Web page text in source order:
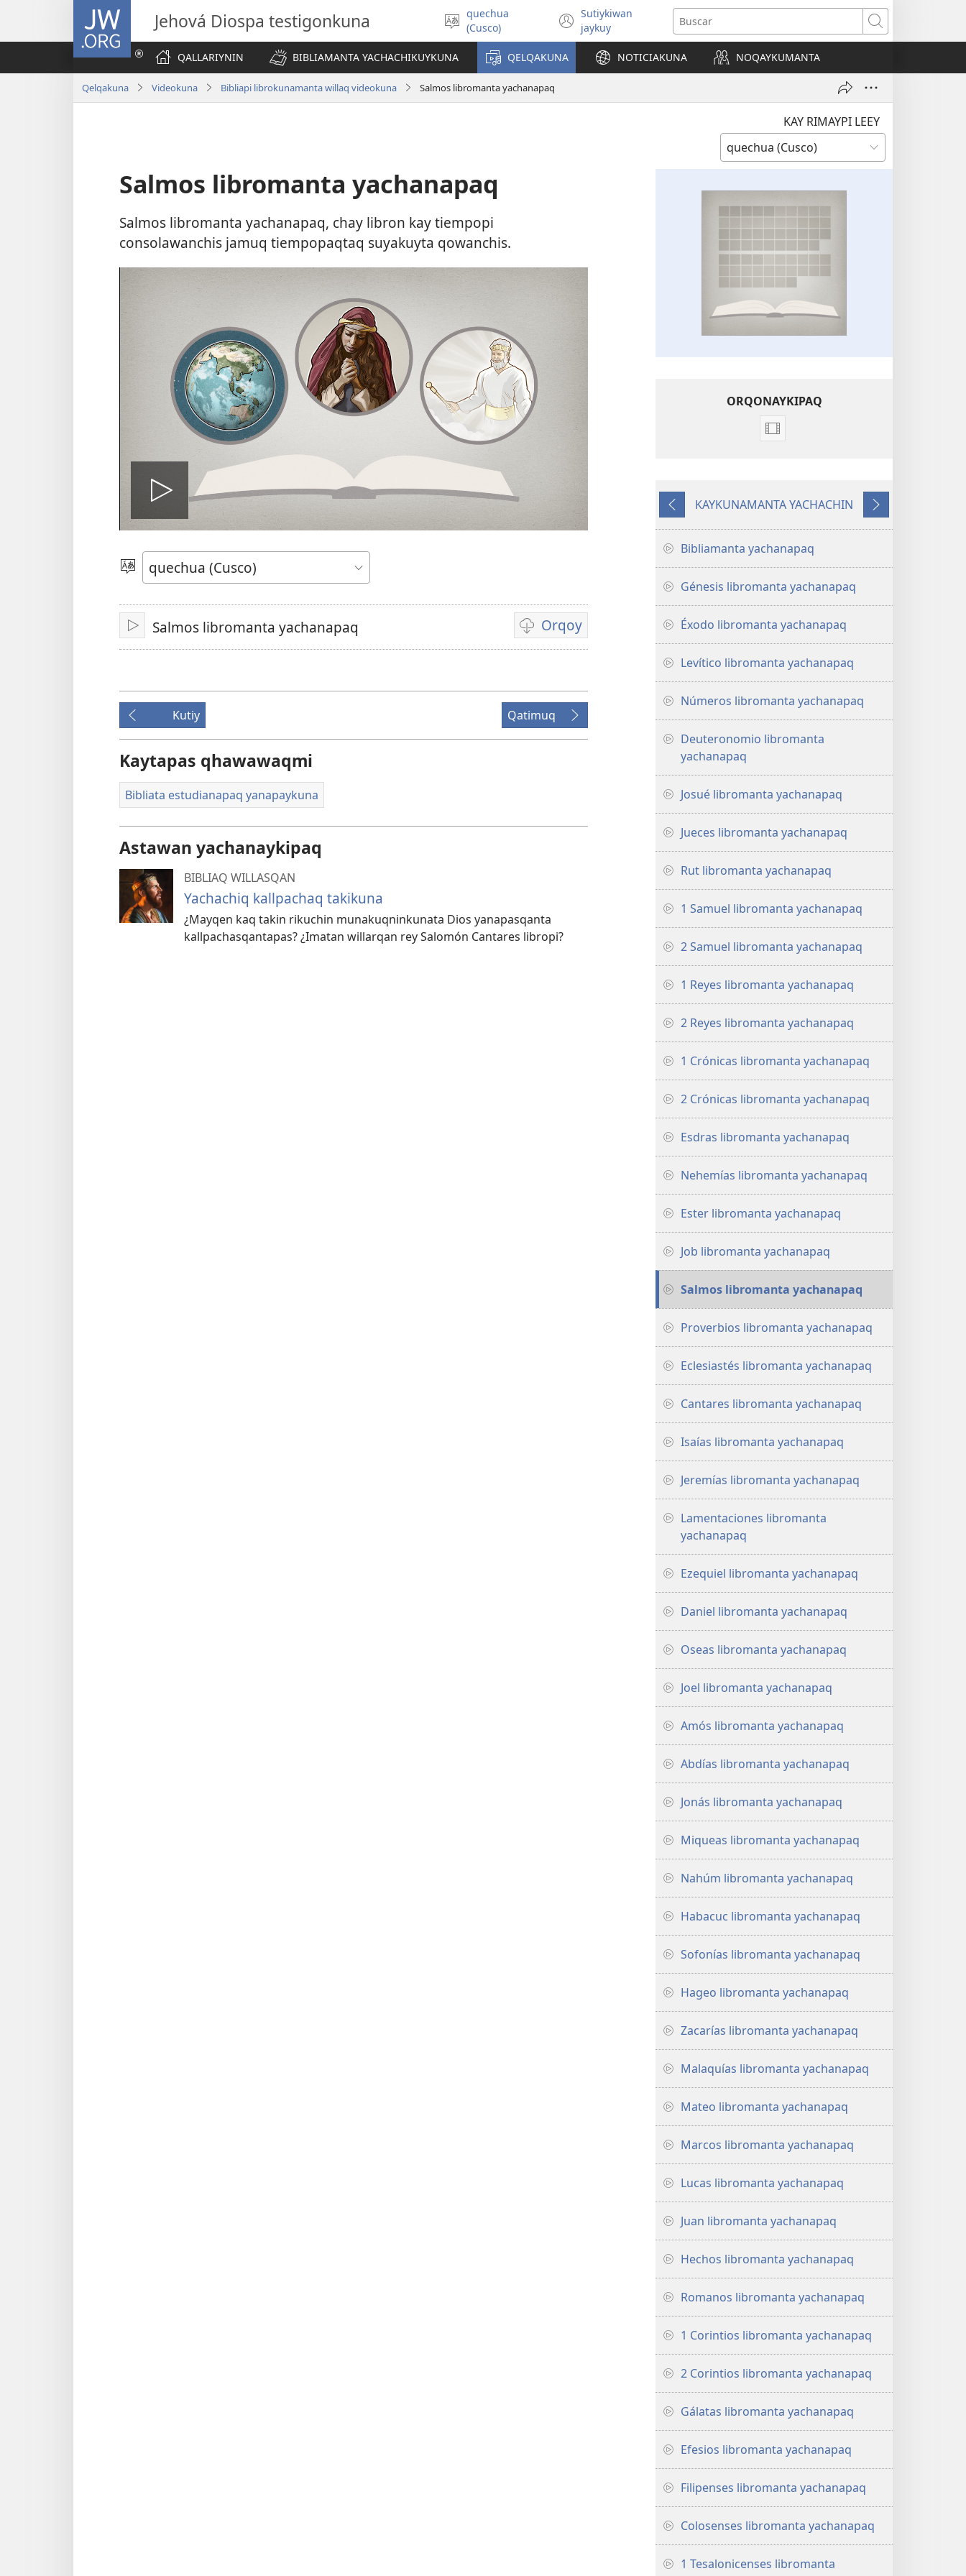
JW.ORG
Jehová Diospa testigonkuna
Simita
akllay
quechua
(Cusco)
Sutiykiwan
jaykuy(abre
una
nueva
ventana)
Buscar
QALLARIYNIN BIBLIAMANTA YACHACHIKUYKUNA QELQAKUNA NOTICIAKUNA NOQAYKUMANTA
Qelqakuna Videokuna Bibliapi librokunamanta willaq videokuna Salmos libromanta yachanapaq
KAY RIMAYPI LEEY
Salmos libromanta yachanapaq
Salmos libromanta yachanapaq, chay libron kay tiempopi
consolawanchis jamuq tiempopaqtaq suyakuyta qowanchis.
Reproducir
video
Rimasqayki
simita
akllanaykipaq
Qallariy
Salmos libromanta yachanapaq Orqoy
Videopi
grabasqakunata
Kutiy Qatimuq
Kaytapas qhawawaqmi
Bibliata estudianapaq yanapaykuna
Astawan yachanaykipaq
BIBLIAQ WILLASQAN
Yachachiq kallpachaq takikuna
¿Mayqen kaq takin rikuchin munakuqninkunata Dios yanapasqanta
kallpachasqantapas? ¿Imatan willarqan rey Salomón Cantares libropi?
ORQONAYKIPAQ
Videopi
librokunamanta
Kutiy
KAYKUNAMANTA YACHACHIN
Qatimuq
Bibliamanta yachanapaq
Génesis libromanta yachanapaq
Éxodo libromanta yachanapaq
Levítico libromanta yachanapaq
Números libromanta yachanapaq
Deuteronomio libromanta
yachanapaq
Josué libromanta yachanapaq
Jueces libromanta yachanapaq
Rut libromanta yachanapaq
1 Samuel libromanta yachanapaq
2 Samuel libromanta yachanapaq
1 Reyes libromanta yachanapaq
2 Reyes libromanta yachanapaq
1 Crónicas libromanta yachanapaq
2 Crónicas libromanta yachanapaq
Esdras libromanta yachanapaq
Nehemías libromanta yachanapaq
Ester libromanta yachanapaq
Job libromanta yachanapaq
Salmos libromanta yachanapaq
Proverbios libromanta yachanapaq
Eclesiastés libromanta yachanapaq
Cantares libromanta yachanapaq
Isaías libromanta yachanapaq
Jeremías libromanta yachanapaq
Lamentaciones libromanta
yachanapaq
Ezequiel libromanta yachanapaq
Daniel libromanta yachanapaq
Oseas libromanta yachanapaq
Joel libromanta yachanapaq
Amós libromanta yachanapaq
Abdías libromanta yachanapaq
Jonás libromanta yachanapaq
Miqueas libromanta yachanapaq
Nahúm libromanta yachanapaq
Habacuc libromanta yachanapaq
Sofonías libromanta yachanapaq
Hageo libromanta yachanapaq
Zacarías libromanta yachanapaq
Malaquías libromanta yachanapaq
Mateo libromanta yachanapaq
Marcos libromanta yachanapaq
Lucas libromanta yachanapaq
Juan libromanta yachanapaq
Hechos libromanta yachanapaq
Romanos libromanta yachanapaq
1 Corintios libromanta yachanapaq
2 Corintios libromanta yachanapaq
Gálatas libromanta yachanapaq
Efesios libromanta yachanapaq
Filipenses libromanta yachanapaq
Colosenses libromanta yachanapaq
1 Tesalonicenses libromanta